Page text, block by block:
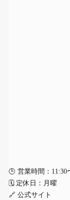
🕒 営業時間：11:30
🗓 定休日：月曜
🔗 公式サイト